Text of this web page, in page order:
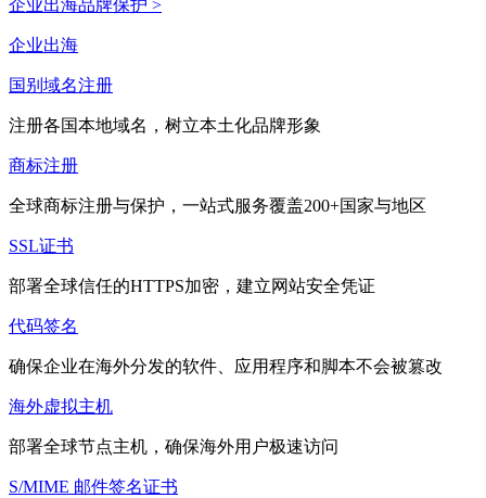
企业出海品牌保护 >
企业出海
国别域名注册
注册各国本地域名，树立本土化品牌形象
商标注册
全球商标注册与保护，一站式服务覆盖200+国家与地区
SSL证书
部署全球信任的HTTPS加密，建立网站安全凭证
代码签名
确保企业在海外分发的软件、应用程序和脚本不会被篡改
海外虚拟主机
部署全球节点主机，确保海外用户极速访问
S/MIME 邮件签名证书